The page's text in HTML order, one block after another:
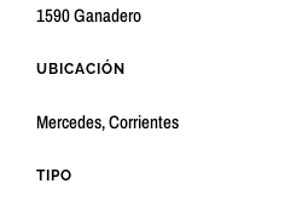
1590 Ganadero
UBICACIÓN
Mercedes, Corrientes
TIPO